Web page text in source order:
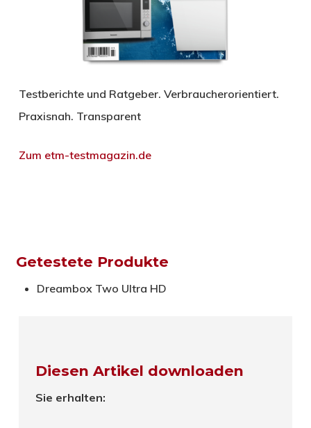
Testberichte und Ratgeber. Verbraucherorientiert.
Praxisnah. Transparent
Zum etm-testmagazin.de
Getestete Produkte
Dreambox Two Ultra HD
Diesen Artikel downloaden
Sie erhalten: